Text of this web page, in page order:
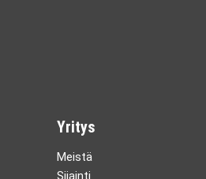
Yritys
Meistä
Sijainti